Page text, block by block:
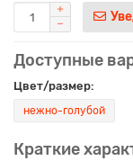
Доступные
Цвет/размер:
нежно-голубой
Краткие